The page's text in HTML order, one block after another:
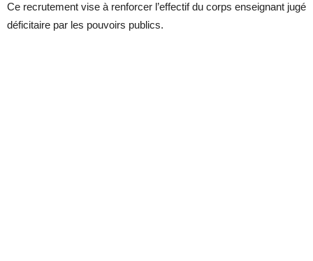
Ce recrutement vise à renforcer l’effectif du corps enseignant jugé
déficitaire par les pouvoirs publics.